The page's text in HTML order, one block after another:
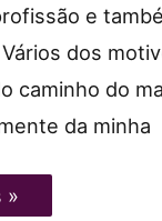
e
dos
caminho do
da minha
»